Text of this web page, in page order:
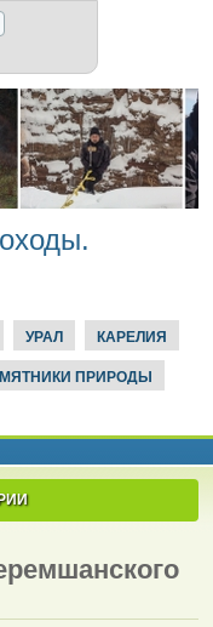
УРАЛ КАРЕЛИЯ
ПРИРОДЫ